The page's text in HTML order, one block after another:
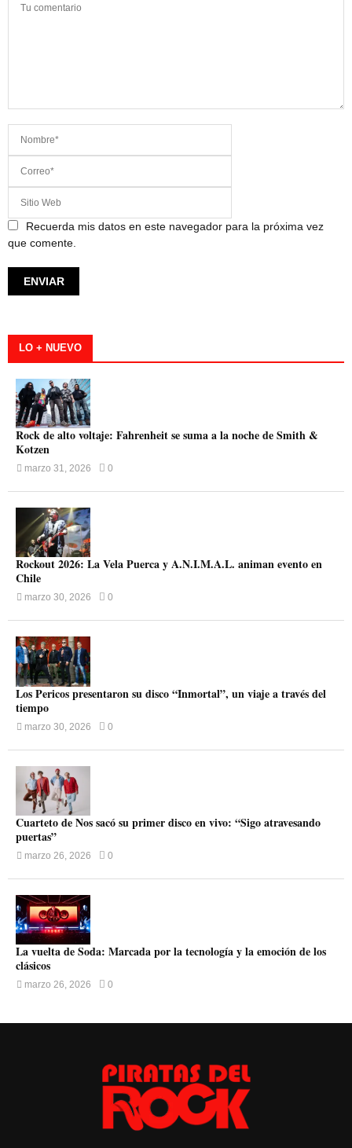
Recuerda mis datos en este navegador para la próxima vez
que comente.
LO + NUEVO
Rock de alto voltaje: Fahrenheit se suma a la noche de Smith &
Kotzen
marzo 31, 2026 0
Rockout 2026: La Vela Puerca y A.N.I.M.A.L. animan evento en
Chile
marzo 30, 2026 0
Los Pericos presentaron su disco “Inmortal”, un viaje a través del
tiempo
marzo 30, 2026 0
Cuarteto de Nos sacó su primer disco en vivo: “Sigo atravesando
puertas”
marzo 26, 2026 0
La vuelta de Soda: Marcada por la tecnología y la emoción de los
clásicos
marzo 26, 2026 0